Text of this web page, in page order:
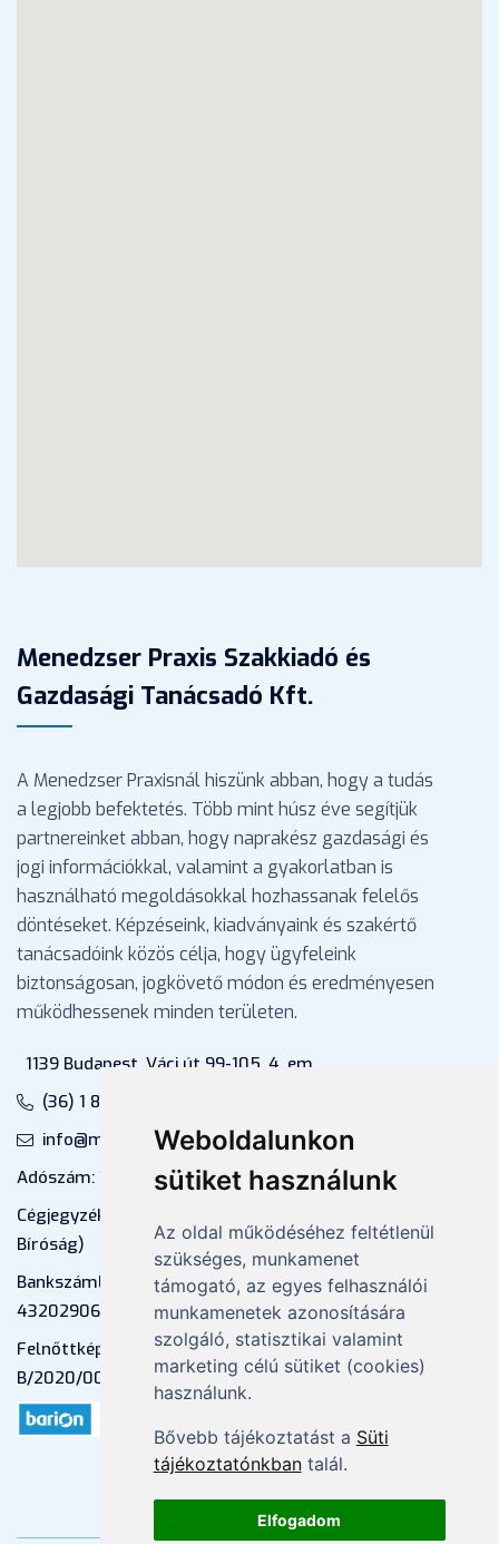
Weboldalunkon
sütiket használunk
Az oldal működéséhez feltétlenül
szükséges, munkamenet
támogató, az egyes felhasználói
munkamenetek azonosítására
szolgáló, statisztikai valamint
marketing célú sütiket (cookies)
használunk.
Bővebb tájékoztatást a Süti
tájékoztatónkbantalál.
Elfogadom
Menedzser Praxis Szakkiadó és
Gazdasági Tanácsadó Kft.
A Menedzser Praxisnál hiszünk abban, hogy a tudás
a legjobb befektetés. Több mint húsz éve segítjük
partnereinket abban, hogy naprakész gazdasági és
jogi információkkal, valamint a gyakorlatban is
használható megoldásokkal hozhassanak felelős
döntéseket. Képzéseink, kiadványaink és szakértő
tanácsadóink közös célja, hogy ügyfeleink
biztonságosan, jogkövető módon és eredményesen
működhessenek minden területen.
1139 Budapest, Váci út 99-105. 4. em.
(36) 1 880 76 00
info@mprx.hu
Adószám: 13598145-2-41
Cégjegyzékszám: 01-09-883770 (Fővárosi
Bíróság)
Bankszámlaszám: CIB Bank, 10700581-
43202906-51100005
Felnőttképzési nyilvántartási szám:
B/2020/000053